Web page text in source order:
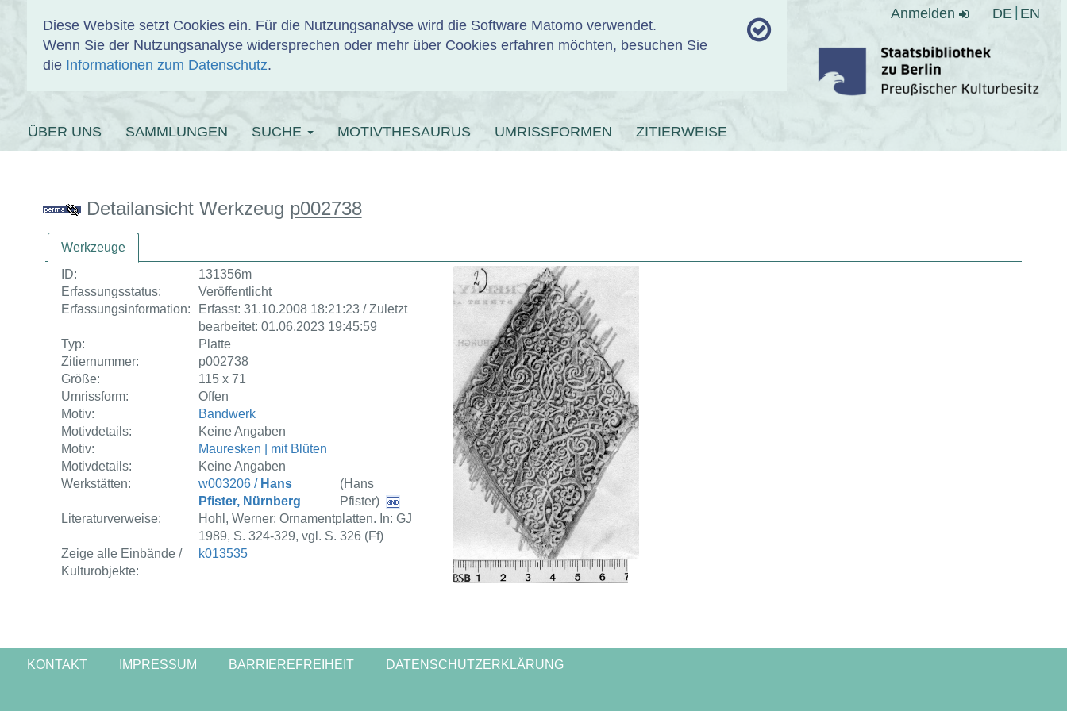
Diese Website setzt Cookies ein. Für die Nutzungsanalyse wird die Software Matomo verwendet.
Wenn Sie der Nutzungsanalyse widersprechen oder mehr über Cookies erfahren möchten, besuchen Sie
die Informationen zum Datenschutz.
Anmelden DE EN
EINBANDDATENBANK
ÜBER UNS SAMMLUNGEN SUCHE MOTIVTHESAURUS UMRISSFORMEN ZITIERWEISE
Detailansicht Werkzeug p002738
Werkzeuge
ID:
131356m
Erfassungsstatus:
Veröffentlicht
Erfassungsinformation:
Erfasst: 31.10.2008 18:21:23 / Zuletzt
bearbeitet: 01.06.2023 19:45:59
Typ:
Platte
Zitiernummer:
p002738
Größe:
115 x 71
Umrissform:
Offen
Motiv:
Bandwerk
Motivdetails:
Keine Angaben
Motiv:
Mauresken | mit Blüten
Motivdetails:
Keine Angaben
Werkstätten:
w003206 / Hans
Pfister, Nürnberg
(Hans
Pfister)
Literaturverweise:
Hohl, Werner: Ornamentplatten. In: GJ
1989, S. 324-329, vgl. S. 326 (Ff)
Zeige alle Einbände /
Kulturobjekte:
k013535
KONTAKT IMPRESSUM BARRIEREFREIHEIT DATENSCHUTZERKLÄRUNG